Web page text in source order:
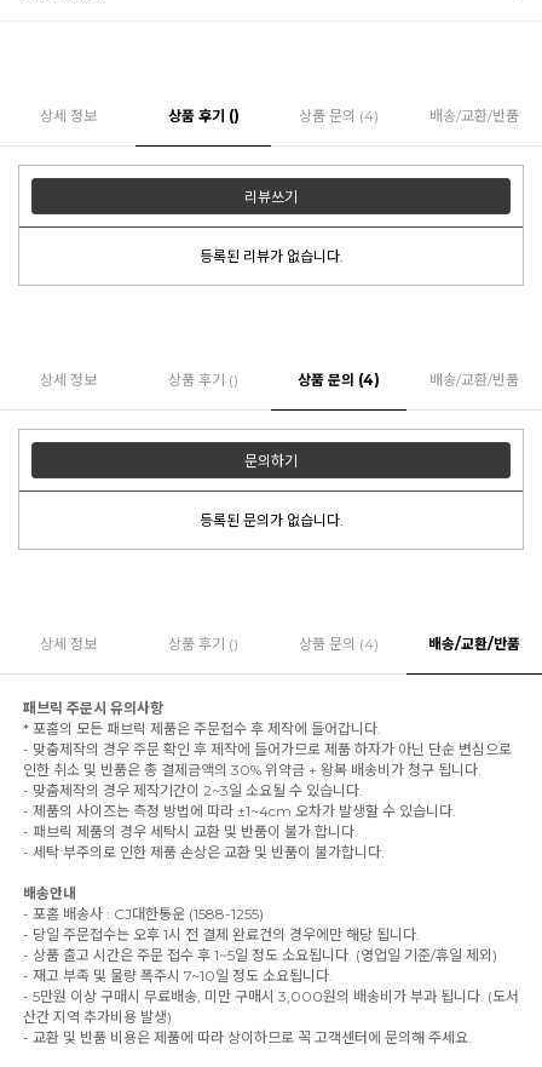
상세 정보 상품 후기 () 상품 문의 (4) 배송/교환/반품
리뷰쓰기
등록된 리뷰가 없습니다.
상세 정보 상품 후기 () 상품 문의 (4) 배송/교환/반품
문의하기
등록된 문의가 없습니다.
상세 정보 상품 후기 () 상품 문의 (4) 배송/교환/반품
패브릭 주문시 유의사항
* 포홈의 모든 패브릭 제품은 주문접수 후 제작에 들어갑니다.
- 맞춤제작의 경우 주문 확인 후 제작에 들어가므로 제품 하자가 아닌 단순 변심으로
인한 취소 및 반품은 총 결제금액의 30% 위약금 + 왕복 배송비가 청구 됩니다.
- 맞춤제작의 경우 제작기간이 2~3일 소요될 수 있습니다.
- 제품의 사이즈는 측정 방법에 따라 ±1~4cm 오차가 발생할 수 있습니다.
- 패브릭 제품의 경우 세탁시 교환 및 반품이 불가 합니다.
- 세탁 부주의로 인한 제품 손상은 교환 및 반품이 불가합니다.
배송안내
- 포홈 배송사 : CJ대한통운 (1588-1255)
- 당일 주문접수는 오후 1시 전 결제 완료건의 경우에만 해당 됩니다.
- 상품 출고 시간은 주문 접수 후 1~5일 정도 소요됩니다. (영업일 기준/휴일 제외)
- 재고 부족 및 물량 폭주시 7~10일 정도 소요됩니다.
- 5만원 이상 구매시 무료배송, 미만 구매시 3,000원의 배송비가 부과 됩니다. (도서
산간 지역 추가비용 발생)
- 교환 및 반품 비용은 제품에 따라 상이하므로 꼭 고객센터에 문의해 주세요.